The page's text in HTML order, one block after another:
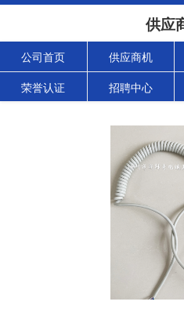
供应
公司首页 供应商机
荣誉认证 招聘中心